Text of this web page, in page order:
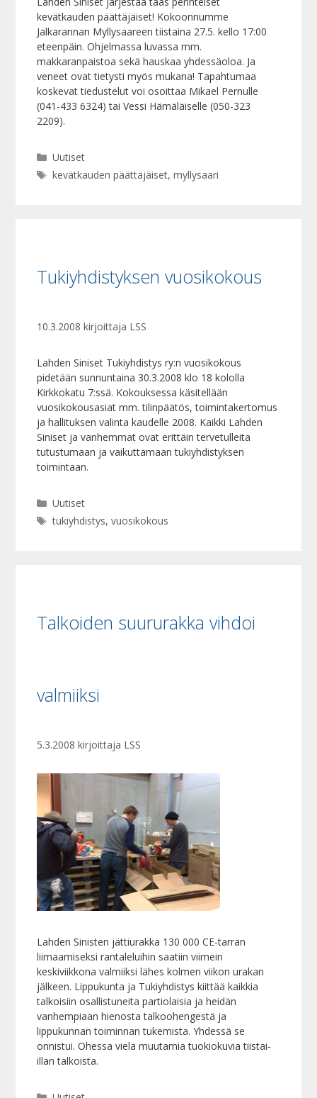
kevätkauden päättäjäiset! Kokoonnumme
Jalkarannan Myllysaareen tiistaina 27.5. kello 17:00
eteenpäin. Ohjelmassa luvassa mm.
makkaranpaistoa sekä hauskaa yhdessäoloa. Ja
veneet ovat tietysti myös mukana! Tapahtumaa
koskevat tiedustelut voi osoittaa Mikael Pernulle
(041-433 6324) tai Vessi Hämäläiselle (050-323
2209).
Kategoriat
Uutiset
Avainsanat
kevätkauden päättäjäiset, myllysaari
Tukiyhdistyksen vuosikokous
10.3.2008 kirjoittaja LSS
Lahden Siniset Tukiyhdistys ry:n vuosikokous
pidetään sunnuntaina 30.3.2008 klo 18 kololla
Kirkkokatu 7:ssä. Kokouksessa käsitellään
vuosikokousasiat mm. tilinpäätös, toimintakertomus
ja hallituksen valinta kaudelle 2008. Kaikki Lahden
Siniset ja vanhemmat ovat erittäin tervetulleita
tutustumaan ja vaikuttamaan tukiyhdistyksen
toimintaan.
Kategoriat
Uutiset
Avainsanat
tukiyhdistys, vuosikokous
Talkoiden suururakka vihdoi
valmiiksi
5.3.2008 kirjoittaja LSS
Lahden Sinisten jättiurakka 130 000 CE-tarran
liimaamiseksi rantaleluihin saatiin viimein
keskiviikkona valmiiksi lähes kolmen viikon urakan
jälkeen. Lippukunta ja Tukiyhdistys kiittää kaikkia
talkoisiin osallistuneita partiolaisia ja heidän
vanhempiaan hienosta talkoohengestä ja
lippukunnan toiminnan tukemista. Yhdessä se
onnistui. Ohessa vielä muutamia tuokiokuvia tiistai-
illan talkoista.
Kategoriat